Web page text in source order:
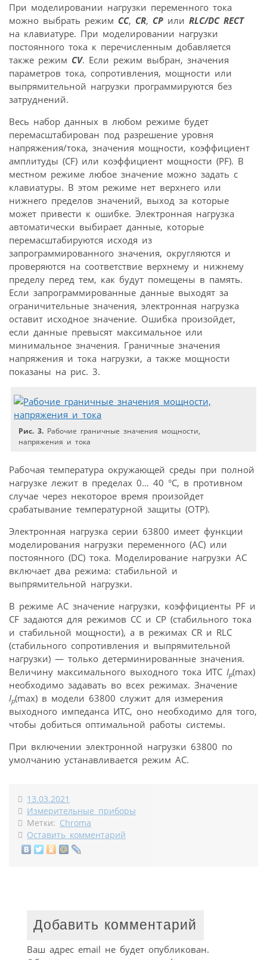
При моделировании нагрузки переменного тока
можно выбрать режим CC, CR, CP или RLC/DC RECT
на клавиатуре. При моделировании нагрузки
постоянного тока к перечисленным добавляется
также режим CV. Если режим выбран, значения
параметров тока, сопротивления, мощности или
выпрямительной нагрузки программируются без
затруднений.
Весь набор данных в любом режиме будет
перемасштабирован под разрешение уровня
напряжения/тока, значения мощности, коэффициент
амплитуды (CF) или коэффициент мощности (PF). В
местном режиме любое значение можно задать с
клавиатуры. В этом режиме нет верхнего или
нижнего пределов значений, выход за которые
может привести к ошибке. Электронная нагрузка
автоматически выбирает данные, которые
перемасштабируются исходя из
запрограммированного значения, округляются и
проверяются на соответствие верхнему и нижнему
пределу перед тем, как будут помещены в память.
Если запрограммированные данные выходят за
ограничительные значения, электронная нагрузка
оставит исходное значение. Ошибка произойдет,
если данные превысят максимальное или
минимальное значения. Граничные значения
напряжения и тока нагрузки, а также мощности
показаны на рис. 3.
Рис. 3. Рабочие граничные значения мощности,
напряжения и тока
Рабочая температура окружающей среды при полной
нагрузке лежит в пределах 0… 40 °C, в противном
случае через некоторое время произойдет
срабатывание температурной защиты (OTP).
Электронная нагрузка серии 63800 имеет функции
моделирования нагрузки переменного (AC) или
постоянного (DC) тока. Моделирование нагрузки AC
включает два режима: стабильной и
выпрямительной нагрузки.
В режиме АС значение нагрузки, коэффициенты PF и
CF задаются для режимов CC и CP (стабильного тока
и стабильной мощности), а в режимах CR и RLC
(стабильного сопротивления и выпрямительной
нагрузки) — только детерминированные значения.
Величину максимального выходного тока ИТС Ip(max)
необходимо задавать во всех режимах. Значение
Ip(max) в модели 63800 служит для измерения
выходного импеданса ИТС, оно необходимо для того,
чтобы добиться оптимальной работы системы.
При включении электронной нагрузки 63800 по
умолчанию устанавливается режим АС.
13.03.2021
Измерительные приборы
Метки: Chroma
Оставить комментарий
Добавить комментарий
Ваш адрес email не будет опубликован.